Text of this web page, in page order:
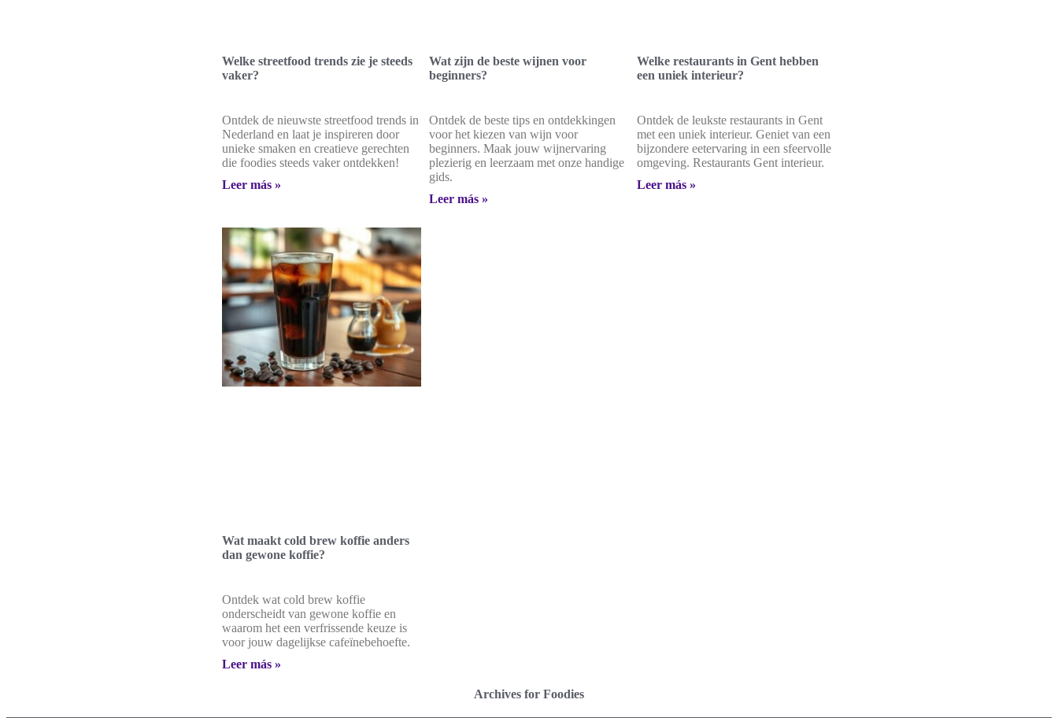
Welke streetfood trends zie je steeds
vaker?
Ontdek de nieuwste streetfood trends in
Nederland en laat je inspireren door
unieke smaken en creatieve gerechten
die foodies steeds vaker ontdekken!
Leer más »
Wat zijn de beste wijnen voor
beginners?
Ontdek de beste tips en ontdekkingen
voor het kiezen van wijn voor
beginners. Maak jouw wijnervaring
plezierig en leerzaam met onze handige
gids.
Leer más »
Welke restaurants in Gent hebben
een uniek interieur?
Ontdek de leukste restaurants in Gent
met een uniek interieur. Geniet van een
bijzondere eetervaring in een sfeervolle
omgeving. Restaurants Gent interieur.
Leer más »
Wat maakt cold brew koffie anders
dan gewone koffie?
Ontdek wat cold brew koffie
onderscheidt van gewone koffie en
waarom het een verfrissende keuze is
voor jouw dagelijkse cafeïnebehoefte.
Leer más »
Archives for Foodies